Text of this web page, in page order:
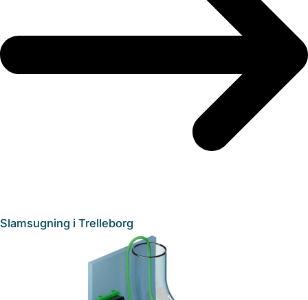
Slamsugning i Trelleborg